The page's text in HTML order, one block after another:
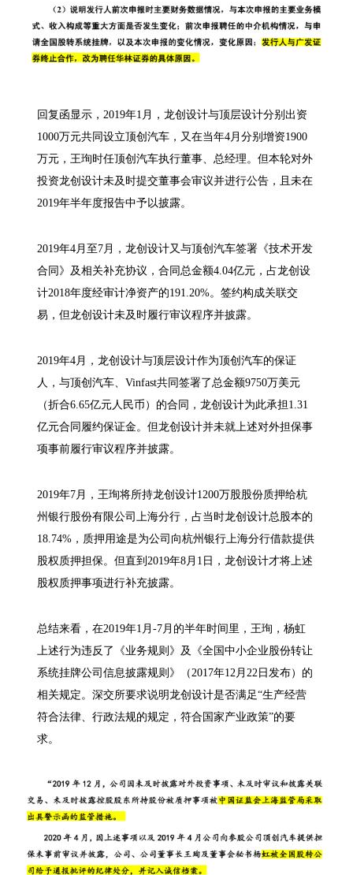
回复函显示，2019年1月，龙创设计与顶层设计分别出资
1000万元共同设立顶创汽车，又在当年4月分别增资1900
万元，王珣时任顶创汽车执行董事、总经理。但本轮对外
投资龙创设计未及时提交董事会审议并进行公告，且未在
2019年半年度报告中予以披露。
2019年4月至7月，龙创设计又与顶创汽车签署《技术开发
合同》及相关补充协议，合同总金额4.04亿元，占龙创设
计2018年度经审计净资产的191.20%。签约构成关联交
易，但龙创设计未及时履行审议程序并披露。
2019年4月，龙创设计与顶层设计作为顶创汽车的保证
人，与顶创汽车、Vinfast共同签署了总金额9750万美元
（折合6.65亿元人民币）的合同，龙创设计为此承担1.31
亿元合同履约保证金。但龙创设计并未就上述对外担保事
项事前履行审议程序并披露。
2019年7月，王珣将所持龙创设计1200万股股份质押给杭
州银行股份有限公司上海分行，占当时龙创设计总股本的
18.74%，质押用途是为公司向杭州银行上海分行借款提供
股权质押担保。但直到2019年8月1日，龙创设计才将上述
股权质押事项进行补充披露。
总结来看，在2019年1月-7月的半年时间里，王珣，杨虹
上述行为违反了《业务规则》及《全国中小企业股份转让
系统挂牌公司信息披露规则》（2017年12月22日发布）的
相关规定。深交所要求说明龙创设计是否满足“生产经营
符合法律、行政法规的规定，符合国家产业政策”的要
求。